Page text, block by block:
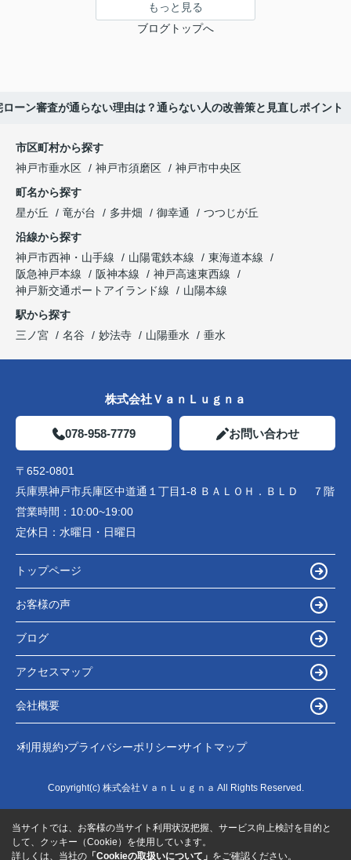
もっと見る
ブログトップへ
ーン審査が通らない理由は？通らない人の改善策と見直しポイント
市区町村から探す
神戸市垂水区
神戸市須磨区
神戸市中央区
町名から探す
星が丘
竜が台 多井畑 御幸通
つつじが丘
沿線から探す
神戸市西神・山手線
山陽電鉄本線
東海道本線
阪急神戸本線
阪神本線
神戸高速東西線
神戸新交通ポートアイランド線
山陽本線
駅から探す
三ノ宮
名谷 妙法寺 山陽垂水 垂水
株式会社ＶａｎＬｕｇｎａ
078-958-7779 お問い合わせ
〒652-0801
兵庫県神戸市兵庫区中道通１丁目1-8 ＢＡＬＯＨ．ＢＬＤ ７階
営業時間： 10:00~19:00
定休日： 水曜日・日曜日
トップページ
お客様の声
ブログ
アクセスマップ
会社概要
利用規約 プライバシーポリシー サイトマップ
Copyright(c) 株式会社ＶａｎＬｕｇｎａ All Rights Reserved.
当サイトでは、お客様の当サイト利用状況把握、サービス向上検討を目的と
して、クッキー（Cookie）を使用しています。
詳しくは、当社の 「Cookieの取扱いについて」 をご確認ください。